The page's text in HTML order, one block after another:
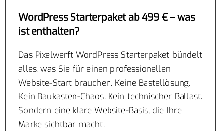
WordPress Starterpaket ab 499 € – was
ist enthalten?
Das Pixelwerft WordPress Starterpaket bündelt
alles, was Sie für einen professionellen
Website-Start brauchen. Keine Bastellösung.
Kein Baukasten-Chaos. Kein technischer Ballast.
Sondern eine klare Website-Basis, die Ihre
Marke sichtbar macht.